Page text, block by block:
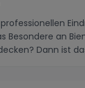
Besondere an
Dann ist